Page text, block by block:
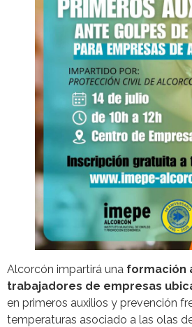
Alcorcón impartirá una formación
trabajadores de empresas
en primeros auxilios y prevención
temperaturas asociado a las olas